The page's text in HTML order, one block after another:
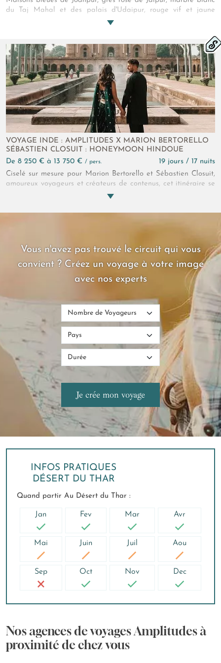
du Taj Mahal et des palais d'Udaipur, rouge vif et jaune
éclatant des turbans et saris, au pays des guerriers Râjputs,
VOYAGE INDE : AMPLITUDES X MARION BERTORELLO
SÉBASTIEN CLOSUIT : HONEYMOON HINDOUE
de 8 250 € à 13 750 € / pers.
19 jours / 17 nuits
Ciselé sur mesure pour Marion Bertorello et Sébastien Closuit,
amoureux voyageurs et créateurs de contenus, cet itinéraire se
veut joyau. Une alliance précisément de monuments de
en Inde sensible, atypique dont vous allez adorer les mille et
une petites attentions romantiques pensées par nos experts !
Vous n'avez pas trouvé le circuit qui vous
convient ? Créez un voyage à votre image
avec nos experts
INFOS PRATIQUES
DÉSERT DU THAR
Quand partir Au Désert du Thar :
Jan Fev Mar Avr
Mai Juin Juil Aou
Sep Oct Nov Dec
Nos agences de voyages Amplitudes à
proximité de chez vous